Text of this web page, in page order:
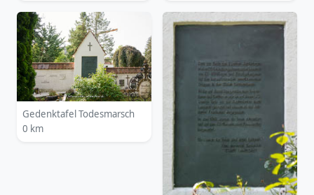
Gedenktafel Todesmarsch
0 km